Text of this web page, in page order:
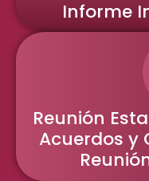
Informe
Reunión
Acuerdos y